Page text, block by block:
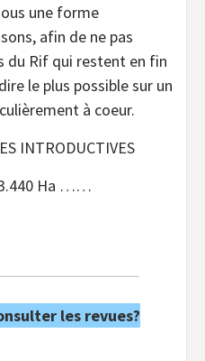
une forme
afin de ne pas
du Rif qui restent en fin
le plus possible sur un
à coeur.
INTRODUCTIVES
3.440 Ha ……
les revues?